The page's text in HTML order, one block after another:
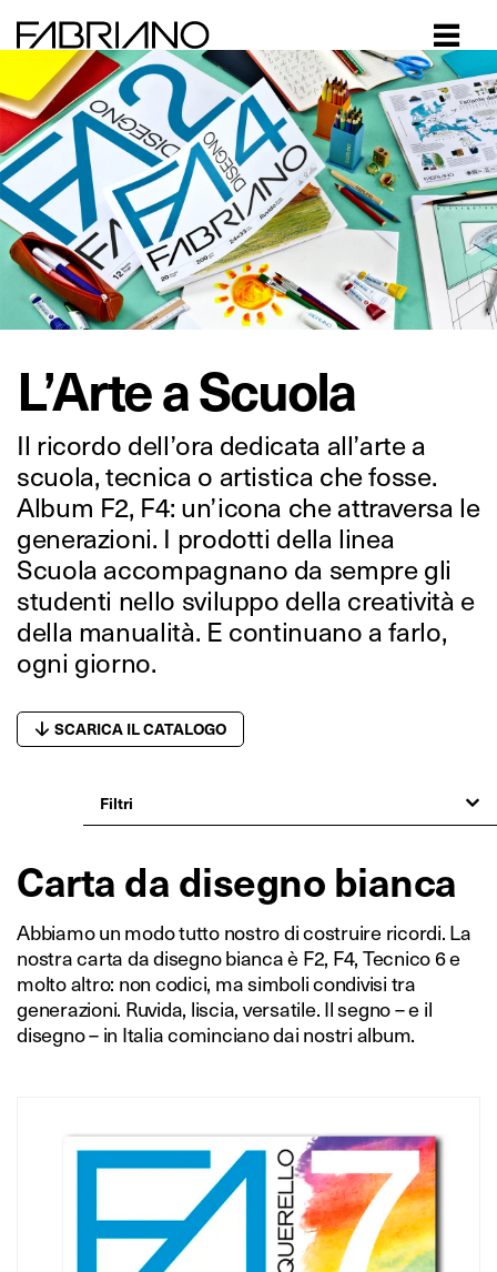
L’Arte a Scuola
Il ricordo dell’ora dedicata all’arte a
scuola, tecnica o artistica che fosse.
Album F2, F4: un’icona che attraversa le
generazioni. I prodotti della linea
Scuola accompagnano da sempre gli
studenti nello sviluppo della creatività e
della manualità. E continuano a farlo,
ogni giorno.
SCARICA IL CATALOGO
Filtri
Carta da disegno bianca
Abbiamo un modo tutto nostro di costruire ricordi. La
nostra carta da disegno bianca è F2, F4, Tecnico 6 e
molto altro: non codici, ma simboli condivisi tra
generazioni. Ruvida, liscia, versatile. Il segno – e il
disegno – in Italia cominciano dai nostri album.
Close